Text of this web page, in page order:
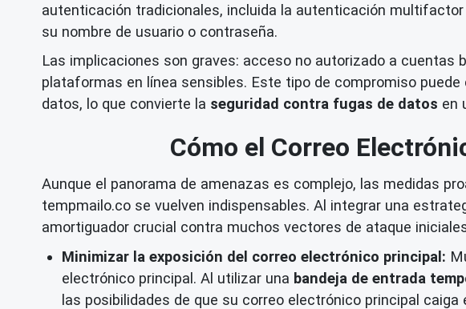
autenticación tradicionales, incluida la autenticación
su nombre de usuario o contraseña.
Las implicaciones son graves: acceso no autorizado a
plataformas en línea sensibles. Este tipo de compromiso
datos, lo que convierte la seguridad contra fugas de datos en
Cómo el Correo
Aunque el panorama de amenazas es complejo, las medidas
tempmailo.co se vuelven indispensables. Al integrar una
amortiguador crucial contra muchos vectores de ataque
Minimizar la exposición del correo electrónico principal:
electrónico principal. Al utilizar una bandeja de entrada
las posibilidades de que su correo electrónico principal caiga